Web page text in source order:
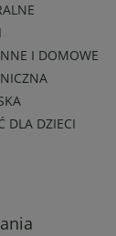
I DOMOWE
DLA DZIECI